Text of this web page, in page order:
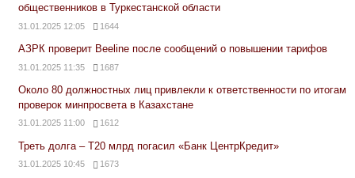
общественников в Туркестанской области
31.01.2025 12:05 1644
АЗРК проверит Beeline после сообщений о повышении тарифов
31.01.2025 11:35 1687
Около 80 должностных лиц привлекли к ответственности по итогам
проверок минпросвета в Казахстане
31.01.2025 11:00 1612
Треть долга – Т20 млрд погасил «Банк ЦентрКредит»
31.01.2025 10:45 1673